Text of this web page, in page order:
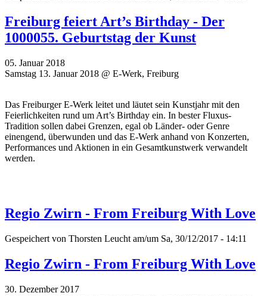
Freiburg feiert Art’s Birthday - Der
1000055. Geburtstag der Kunst
05. Januar 2018
Samstag 13. Januar 2018 @ E-Werk, Freiburg
Das Freiburger E-Werk leitet und läutet sein Kunstjahr mit den
Feierlichkeiten rund um Art’s Birthday ein. In bester Fluxus-
Tradition sollen dabei Grenzen, egal ob Länder- oder Genre
einengend, überwunden und das E-Werk anhand von Konzerten,
Performances und Aktionen in ein Gesamtkunstwerk verwandelt
werden.
Regio Zwirn - From Freiburg With Love
Gespeichert von Thorsten Leucht am/um Sa, 30/12/2017 - 14:11
Regio Zwirn - From Freiburg With Love
30. Dezember 2017